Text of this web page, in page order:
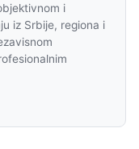
i
iz Srbije, regiona i